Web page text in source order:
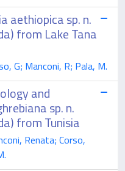
aethiopica sp. n.
from Lake Tana
G; Manconi, R; Pala, M.
and
sp. n.
from Tunisia
Renata; Corso,